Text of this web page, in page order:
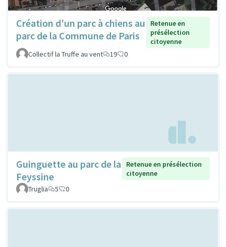
Création d'un parc à chiens au
parc de la Commune de Paris
Retenue en
présélection
citoyenne
Collectif la Truffe au vent
19 0
Guinguette au parc de la
Feyssine
Retenue en présélection
citoyenne
Truglia
5 0